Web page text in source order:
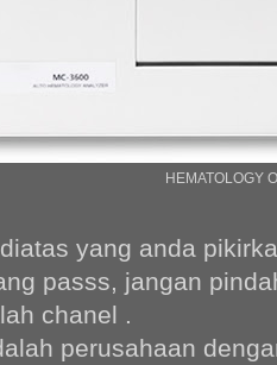
HEMATOLOGY
yang anda
passs, jangan
chanel .
perusahaan